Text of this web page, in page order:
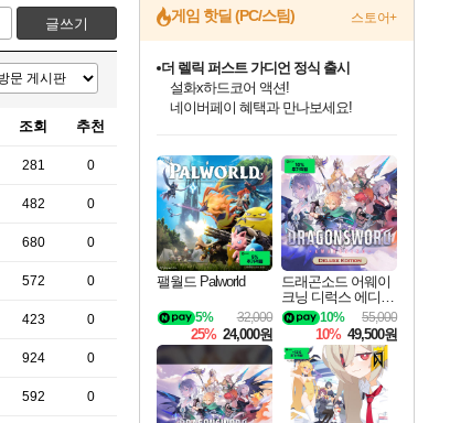
글쓰기
조회 추천
281 0
482 0
680 0
572 0
423 0
924 0
592 0
게임 핫딜 (PC/스팀) 스토어+
최대 90% 할인가를 만나보세요!
네이버혜택과 함께 만나보세요!
50%할인&추가 적립까지!
네이버 포인트 혜택까지!
이니&베니 혜택까지!
네이버 혜택가와 함께 예약하세요!
할인&네이버혜택으로 만나보세요!
더 렐릭 퍼스트 가디언 정식 출시
설화x하드코어 액션!
네이버페이 혜택과 만나보세요!
40주년 프로모션으로 만나보세요!
할인가에 만나보세요!
일부 에디션 상시 할인!
혜택으로 예약 판매 중
편안하게 충전하세요
팰월드 Palworld
32,000
5%
25% 24,000원
드래곤소드 어웨이
크닝 디럭스 에디션
DragonSword Awake
ning Deluxe Edition
55,000
10%
10% 49,500원